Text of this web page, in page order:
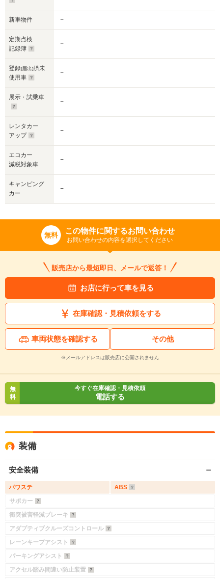
新車物件 －
定期点検
記録簿
－
登録(届出)済未
使用車
－
展示・試乗車
－
レンタカー
アップ
－
エコカー
減税対象車
－
キャンピング
カー
－
無料 この物件に関するお問い合わせ
お問い合わせの内容を選択してください
販売店から最短即日、メールで返答！
お店に行って車を見る
在庫確認・見積依頼をする
車両状態を確認する その他
※メールアドレスは販売店に公開されません
無
料
今すぐ在庫確認・見積依頼
電話する
装備
安全装備
パワステ
ABS
サポカー
衝突被害軽減ブレーキ
アダプティブクルーズコントロール
レーンキープアシスト
パーキングアシスト
アクセル踏み間違い防止装置